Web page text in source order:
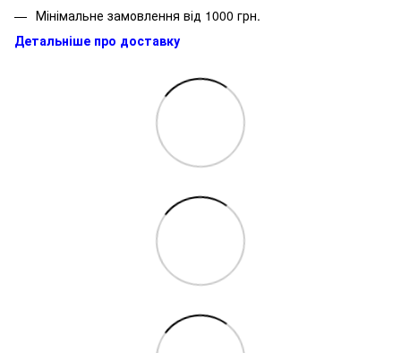
Мінімальне замовлення від 1000 грн.
Детальніше про доставку